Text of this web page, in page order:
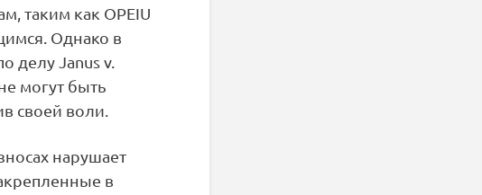
таким как OPEIU
Однако в
делу Janus v.
могут быть
своей воли.
нарушает
в